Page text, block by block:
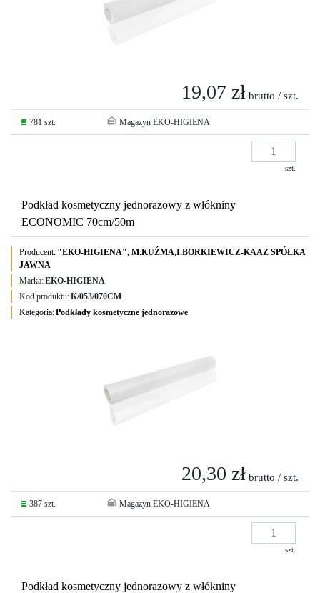
19,07 zł brutto / szt.
781 szt. Magazyn EKO-HIGIENA
szt.
Podkład kosmetyczny jednorazowy z włókniny
ECONOMIC 70cm/50m
Producent: "EKO-HIGIENA", M.KUŹMA,I.BORKIEWICZ-KAAZ SPÓŁKA
JAWNA
Marka:EKO-HIGIENA
Kod produktu:K/053/070CM
Kategoria:Podkłady kosmetyczne jednorazowe
20,30 zł brutto / szt.
387 szt. Magazyn EKO-HIGIENA
szt.
Podkład kosmetyczny jednorazowy z włókniny